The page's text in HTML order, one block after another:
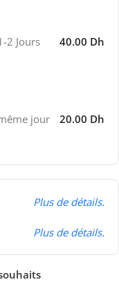
2 Jours 40.00 Dh
jour 20.00 Dh
Plus de détails.
Plus de détails.